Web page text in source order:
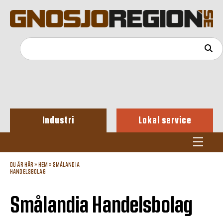
Industri Lokal service
DU ÄR HÄR » HEM » SMÅLANDIA
HANDELSBOLAG
Smålandia Handelsbolag